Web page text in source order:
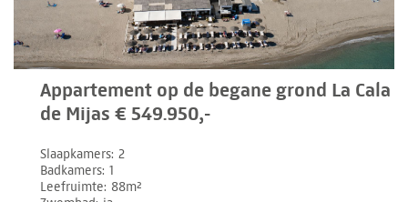
Appartement op de begane grond La Cala
de Mijas € 549.950,-
Slaapkamers 2
Badkamers 1
Leefruimte 88m²